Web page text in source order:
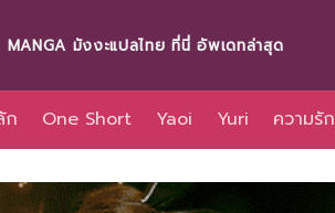
MANGA มังงะแปลไทย ที่นี่ อัพเดทล่าสุด
ก One Short Yaoi Yuri ความรัก